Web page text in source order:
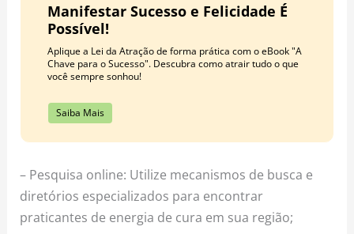
Manifestar Sucesso e Felicidade É
Possível!
Aplique a Lei da Atração de forma prática com o eBook "A
Chave para o Sucesso". Descubra como atrair tudo o que
você sempre sonhou!
Saiba Mais
– Pesquisa online: Utilize mecanismos de busca e
diretórios especializados para encontrar
praticantes de energia de cura em sua região;